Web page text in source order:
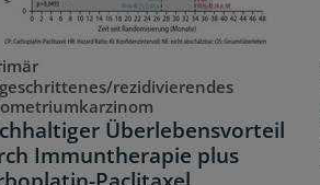
rezidivierendes
Überlebensvorteil
Immuntherapie plus